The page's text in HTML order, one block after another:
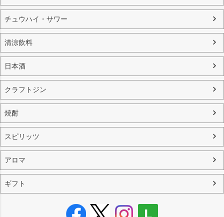
チュウハイ・サワー
清涼飲料
日本酒
クラフトジン
焼酎
スピリッツ
アロマ
ギフト